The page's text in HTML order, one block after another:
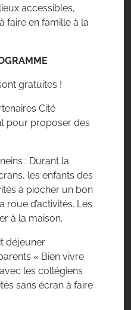
accessibles,
faire en famille à la
gratuites !
Cité
pour proposer des
: Durant la
les enfants des
à piocher un bon
roue d’activités. Les
à la maison.
déjeuner
« Bien vivre
les collégiens
sans écran à faire